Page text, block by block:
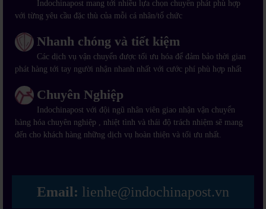
Indochinapost mang tới nhiều lựa chọn chuyển phát phù hợp
với từng yêu cầu đặc thù của mỗi cá nhân/tổ chức
Nhanh chóng và tiết kiệm
Các dịch vụ vận chuyển được tối ưu hóa để đảm bảo thời gian
phát hàng tới tay người nhận nhanh nhất với cước phí phù hợp nhất
Chuyên Nghiệp
Indochinapost với đội ngũ nhân viên giao nhận vận chuyển
hàng hóa chuyên nghiệp , nhiệt tình và thái độ trách nhiệm sẽ mang
đến cho khách hàng những dịch vụ hoàn thiện và tối ưu nhất.
Email: lienhe@indochinapost.vn